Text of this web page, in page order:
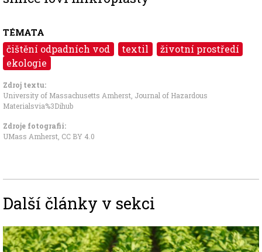
TÉMATA
čištění odpadních vod textil
životní prostředí
ekologie
Zdroj textu:
University of Massachusetts Amherst Journal of Hazardous
Materialsvia%3Dihub
Zdroje fotografii:
UMass Amherst, CC BY 4.0
Další články v sekci
Image